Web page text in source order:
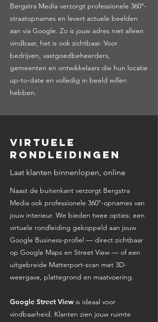
Bergstra Media verzorgt professionele 360°-
straatopnames en levert actuele beelden
aan via Google. Zo is jouw adres niet alleen
vindbaar, het is ook zichtbaar. Voor
bedrijven, vastgoedbeheerders,
gemeenten en ontwikkelaars die hun locatie
up-to-date en volledig in beeld willen
hebben.
Virtuele
rondleidingen
Laat klanten binnenlopen, online
Naast de buitenkant verzorgt Bergstra
Media ook professionele 360°-opnames van
jouw interieur. We bieden twee opties: een
virtuele rondleiding gekoppeld aan jouw
Google Business-profiel — direct zichtbaar
op Google Maps en Street View — of een
uitgebreide Matterport-scan met 3D-
weergave, plattegrond en maatvoering.
Google Street View is ideaal voor
vindbaarheid. Klanten zien jouw ruimte